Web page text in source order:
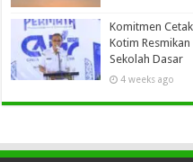
Komitmen
Kotim
Sekolah Dasar
4 weeks ago